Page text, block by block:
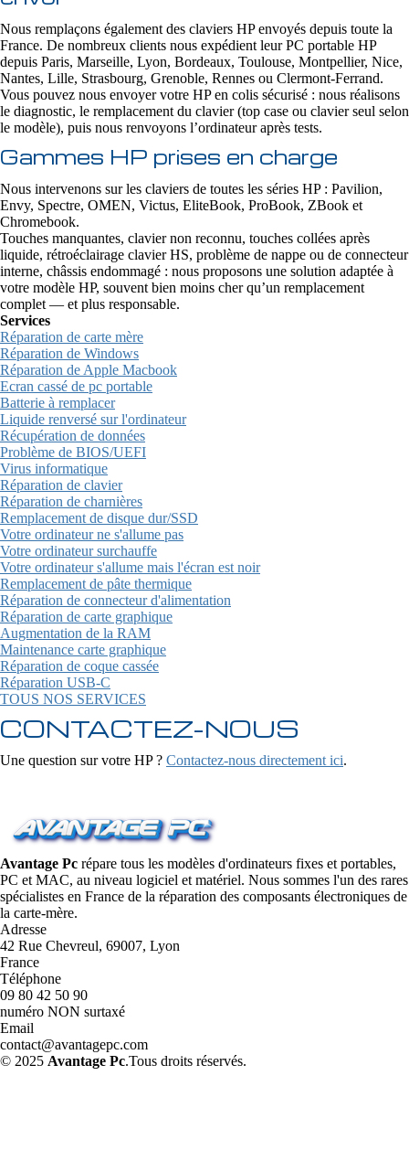
Nous remplaçons également des claviers HP envoyés depuis toute la
France. De nombreux clients nous expédient leur PC portable HP
depuis Paris, Marseille, Lyon, Bordeaux, Toulouse, Montpellier, Nice,
Nantes, Lille, Strasbourg, Grenoble, Rennes ou Clermont-Ferrand.
Vous pouvez nous envoyer votre HP en colis sécurisé : nous réalisons
le diagnostic, le remplacement du clavier (top case ou clavier seul selon
le modèle), puis nous renvoyons l’ordinateur après tests.
Gammes HP prises en charge
Nous intervenons sur les claviers de toutes les séries HP : Pavilion,
Envy, Spectre, OMEN, Victus, EliteBook, ProBook, ZBook et
Chromebook.
Touches manquantes, clavier non reconnu, touches collées après
liquide, rétroéclairage clavier HS, problème de nappe ou de connecteur
interne, châssis endommagé : nous proposons une solution adaptée à
votre modèle HP, souvent bien moins cher qu’un remplacement
complet — et plus responsable.
Services
Réparation de carte mère
Réparation de Windows
Réparation de Apple Macbook
Ecran cassé de pc portable
Batterie à remplacer
Liquide renversé sur l'ordinateur
Récupération de données
Problème de BIOS/UEFI
Virus informatique
Réparation de clavier
Réparation de charnières
Remplacement de disque dur/SSD
Votre ordinateur ne s'allume pas
Votre ordinateur surchauffe
Votre ordinateur s'allume mais l'écran est noir
Remplacement de pâte thermique
Réparation de connecteur d'alimentation
Réparation de carte graphique
Augmentation de la RAM
Maintenance carte graphique
Réparation de coque cassée
Réparation USB-C
TOUS NOS SERVICES
CONTACTEZ-NOUS
Une question sur votre HP ? Contactez-nous directement ici.
Avantage Pc répare tous les modèles d'ordinateurs fixes et portables,
PC et MAC, au niveau logiciel et matériel. Nous sommes l'un des rares
spécialistes en France de la réparation des composants électroniques de
la carte-mère.
Adresse
42 Rue Chevreul, 69007, Lyon
France
Téléphone
09 80 42 50 90
numéro NON surtaxé
Email
contact@avantagepc.com
© 2025 Avantage Pc.Tous droits réservés.